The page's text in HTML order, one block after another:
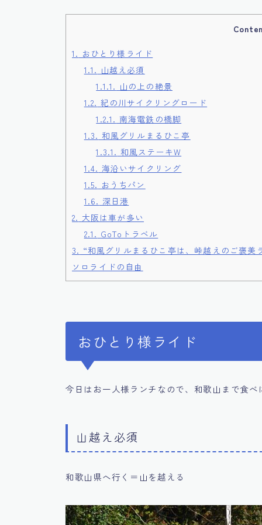
1. おひとり様ライド
1.1. 山越え必須
1.1.1. 山の上の絶景
1.2. 紀の川サイクリングロード
1.2.1. 南海電鉄の橋脚
1.3. 和風グリルまるひこ亭
1.3.1. 和風ステーキW
1.4. 海沿いサイクリング
1.5. おうちパン
1.6. 深日港
2. 大阪は車が多い
2.1. GoToトラベル
3. “和風グリルまるひこ亭は、峠越えのご褒
ソロライドの自由
おひとり様ライド
今日はお一人様ランチなので、和歌山まで食べ
山越え必須
和歌山県へ行く＝山を越える